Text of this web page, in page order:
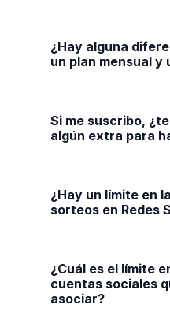
¿Hay alguna
un plan mensual y
Si me suscribo,
algún extra para
¿Hay un límite en
sorteos en Redes
¿Cuál es el límite
cuentas sociales
asociar?